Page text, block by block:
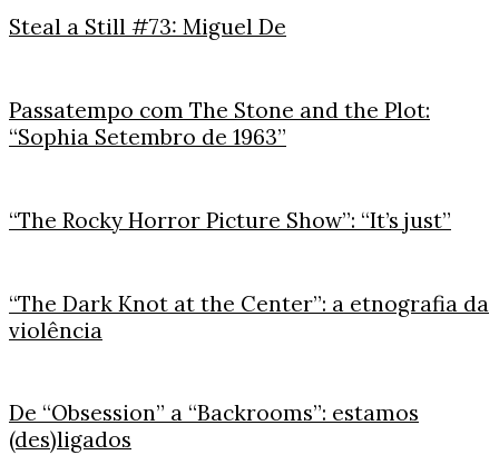
Steal a Still #73: Miguel De
Passatempo com The Stone and the Plot:
“Sophia Setembro de 1963”
“The Rocky Horror Picture Show”: “It’s just”
“The Dark Knot at the Center”: a etnografia da
violência
De “Obsession” a “Backrooms”: estamos
(des)ligados